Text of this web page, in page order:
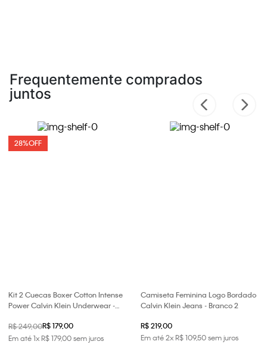
Frequentemente comprados
juntos
28%OFF
Kit 2 Cuecas Boxer Cotton Intense
Power Calvin Klein Underwear -
R$ 249,00R$ 179,00
Em até1xR$179,00sem juros
Camiseta Feminina Logo Bordado
Calvin Klein Jeans - Branco 2
R$ 219,00
Em até2xR$109,50sem juros